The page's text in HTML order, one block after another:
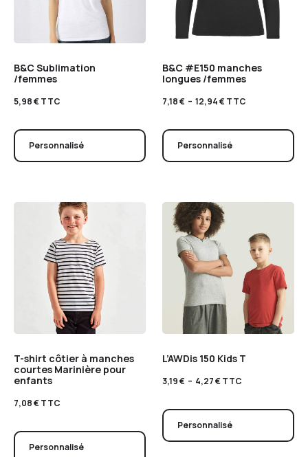
B&C Sublimation
/femmes
5,98€TTC
Personnalisé
B&C #E150 manches
longues /femmes
7,18€ – 12,94€TTC
Personnalisé
T-shirt côtier à manches
courtes Marinière pour
enfants
7,08€TTC
Personnalisé
L’AWDis 150 Kids T
3,19€ – 4,27€TTC
Personnalisé